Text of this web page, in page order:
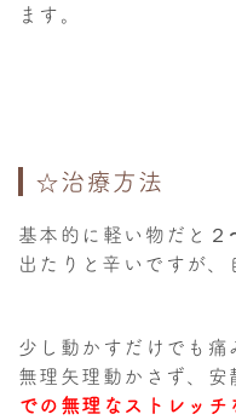
ます。
☆治療方法
基本的に軽い物だと
出たりと辛いですが、
少し動かすだけでも
無理矢理動かさず、安
での無理なストレッ